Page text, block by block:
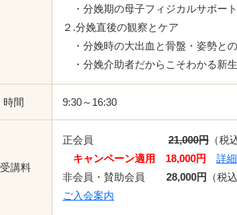
・分娩期の母子フィジカルサポート
２.分娩直後の観察とケア
・分娩時の大出血と骨盤・姿勢と
・分娩介助者だからこそわかる新
時間 9:30～16:30
受講料
正会員 21,000円 （税
キャンペーン適用 18,000円
詳細
非会員・賛助会員 28,000円 （税込
ご入会案内